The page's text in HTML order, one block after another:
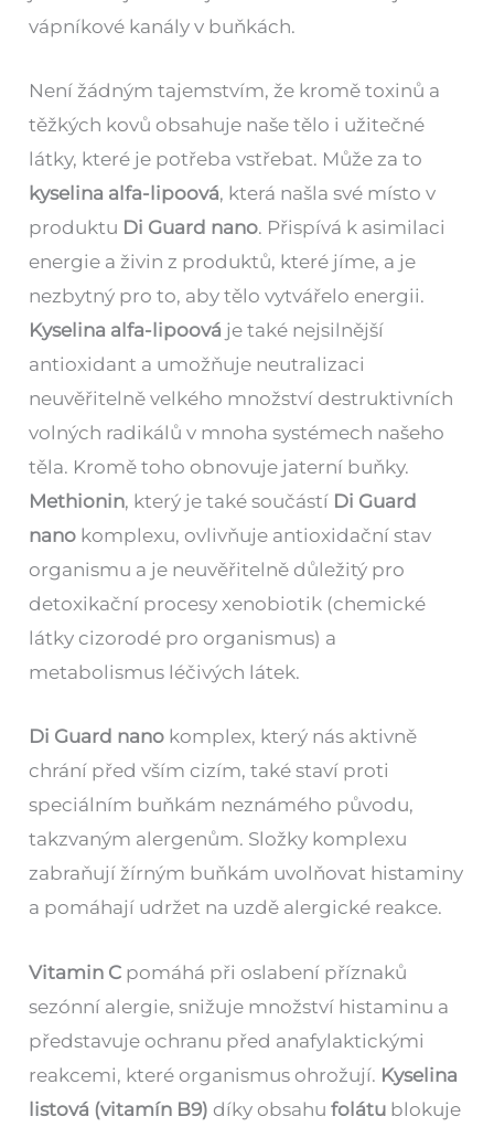
vápníkové kanály v buňkách.
Není žádným tajemstvím, že kromě toxinů a
těžkých kovů obsahuje naše tělo i užitečné
látky, které je potřeba vstřebat. Může za to
kyselina alfa-lipoová, která našla své místo v
produktu Di Guard nano. Přispívá k asimilaci
energie a živin z produktů, které jíme, a je
nezbytný pro to, aby tělo vytvářelo energii.
Kyselina alfa-lipoová je také nejsilnější
antioxidant a umožňuje neutralizaci
neuvěřitelně velkého množství destruktivních
volných radikálů v mnoha systémech našeho
těla. Kromě toho obnovuje jaterní buňky.
Methionin, který je také součástí Di Guard
nano komplexu, ovlivňuje antioxidační stav
organismu a je neuvěřitelně důležitý pro
detoxikační procesy xenobiotik (chemické
látky cizorodé pro organismus) a
metabolismus léčivých látek.
Di Guard nano komplex, který nás aktivně
chrání před vším cizím, také staví proti
speciálním buňkám neznámého původu,
takzvaným alergenům. Složky komplexu
zabraňují žírným buňkám uvolňovat histaminy
a pomáhají udržet na uzdě alergické reakce.
Vitamin C pomáhá při oslabení příznaků
sezónní alergie, snižuje množství histaminu a
představuje ochranu před anafylaktickými
reakcemi, které organismus ohrožují. Kyselina
listová (vitamín B9) díky obsahufolátu blokuje